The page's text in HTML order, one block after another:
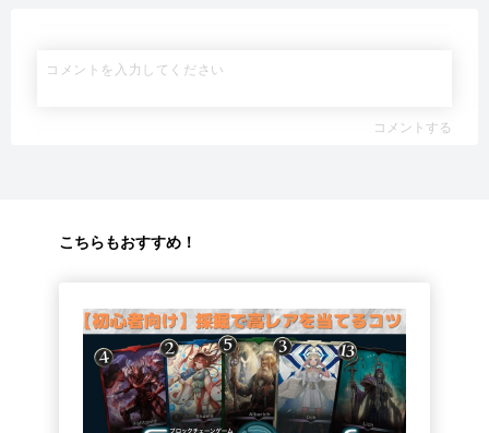
コメントする
こちらもおすすめ！